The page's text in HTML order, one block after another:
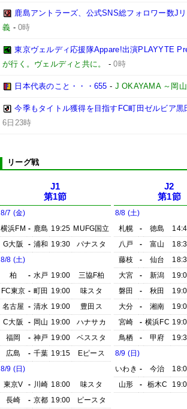
鹿島アントラーズ、公式SNS総フォロワー数J
義 -0時
東京ヴェルディ応援隊Appare!出演PLAYYTE
が行く。ヴェルディと共に。
-0時
日本代表のこと・・・655 - J OKAYAMA ～岡
今季もタイトル獲得を目指すFC町田ゼルビア
6日23時
リーグ戦
J1
第1節
8/7 (金)
横浜FM - 鹿島 19:25 MUFG国立
G大阪
- 浦和 19:30
パナスタ
8/8 (土)
柏
- 水戸 19:00
三協F柏
FC東京 - 町田 19:00
味スタ
名古屋 - 清水 19:00
豊田ス
C大阪
- 岡山 19:00
ハナサカ
福岡
- 神戸 19:00
ベススタ
広島
- 千葉 19:15
Eピース
8/9 (日)
東京V
- 川崎 18:00
味スタ
長崎
- 京都 19:00 ピースタ
J2
第1節
8/8 (土)
札幌
- 徳島
八戸
- 富山
藤枝
- 仙台
大宮
- 新潟
磐田
- 秋田
大分
- 湘南
宮崎
- 横浜FC
鳥栖
- 甲府
8/9 (日)
いわき - 今治
山形
- 栃木C